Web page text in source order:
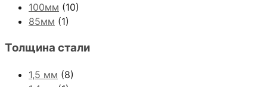
100мм (10)
85мм (1)
Толщина стали
1,5 мм (8)